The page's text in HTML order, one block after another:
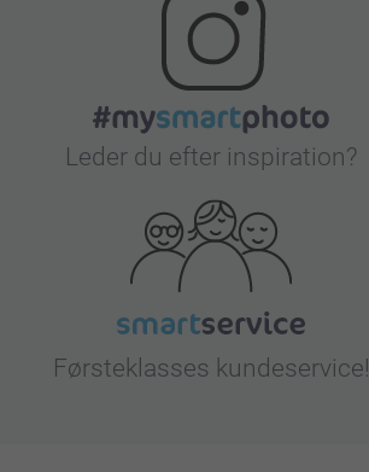
Leder du efter inspiration?
Førsteklasses kundeservice!